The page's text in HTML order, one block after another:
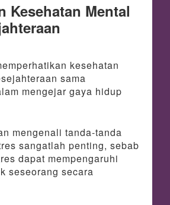
Kesehatan Mental
kesehatan
sama
mengejar gaya hidup
mengenali tanda-tanda
sangatlah penting, sebab
dapat mempengaruhi
seseorang secara